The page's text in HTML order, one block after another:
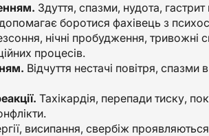
Здуття, спазми, нудота,
боротися фахівець з
нічні пробудження, тривожні
процесів.
Відчуття нестачі повітря,
Тахікардія, перепади тиску,
висипання, свербіж